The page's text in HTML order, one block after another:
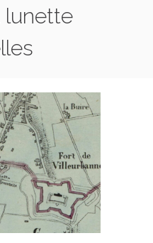
lunette
HIRONDELLES